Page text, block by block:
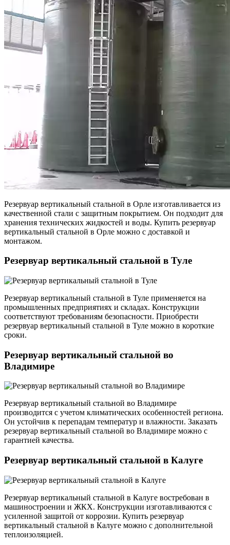
Резервуар вертикальный стальной в Орле изготавливается из
качественной стали с защитным покрытием. Он подходит для
хранения технических жидкостей и воды. Купить резервуар
вертикальный стальной в Орле можно с доставкой и
монтажом.
Резервуар вертикальный стальной в Туле
Резервуар вертикальный стальной в Туле применяется на
промышленных предприятиях и складах. Конструкции
соответствуют требованиям безопасности. Приобрести
резервуар вертикальный стальной в Туле можно в короткие
сроки.
Резервуар вертикальный стальной во
Владимире
Резервуар вертикальный стальной во Владимире
производится с учетом климатических особенностей региона.
Он устойчив к перепадам температур и влажности. Заказать
резервуар вертикальный стальной во Владимире можно с
гарантией качества.
Резервуар вертикальный стальной в Калуге
Резервуар вертикальный стальной в Калуге востребован в
машиностроении и ЖКХ. Конструкции изготавливаются с
усиленной защитой от коррозии. Купить резервуар
вертикальный стальной в Калуге можно с дополнительной
теплоизоляцией.